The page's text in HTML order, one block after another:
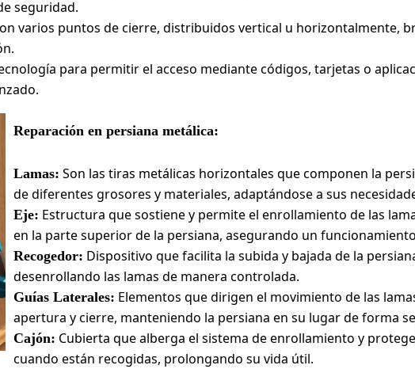
seguridad.
varios puntos de cierre, distribuidos vertical u horizontalmente,
para permitir el acceso mediante códigos, tarjetas o
Reparación en persiana metálica:
Lamas: Son las tiras metálicas horizontales que componen la
de diferentes grosores y materiales, adaptándose a sus
Eje: Estructura que sostiene y permite el enrollamiento de las
en la parte superior de la persiana, asegurando un
Recogedor: Dispositivo que facilita la subida y bajada de la
desenrollando las lamas de manera controlada.
Guías Laterales: Elementos que dirigen el movimiento de las
apertura y cierre, manteniendo la persiana en su lugar de forma
Cajón: Cubierta que alberga el sistema de enrollamiento y
cuando están recogidas, prolongando su vida útil.